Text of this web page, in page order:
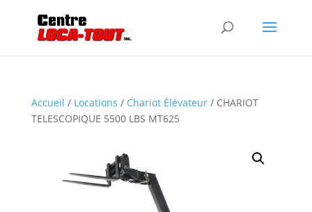
Accueil / Locations / Chariot Élévateur/ CHARIOT
TELESCOPIQUE 5500 LBS MT625